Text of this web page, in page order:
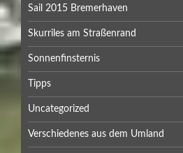
Sail 2015 Bremerhaven
Skurriles am Straßenrand
Sonnenfinsternis
Tipps
Uncategorized
Verschiedenes aus dem Umland